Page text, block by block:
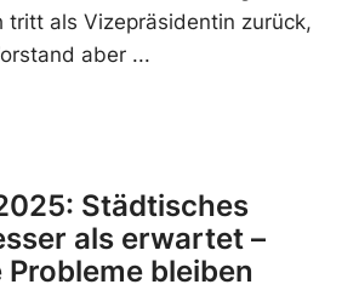
tritt als Vizepräsidentin zurück,
aber
Städtisches
als erwartet –
bleiben